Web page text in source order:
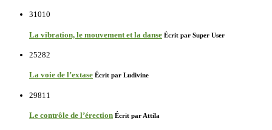
31010
La vibration, le mouvement et la danse Écrit par Super User
25282
La voie de l’extase Écrit par Ludivine
29811
Le contrôle de l’érection Écrit par Attila